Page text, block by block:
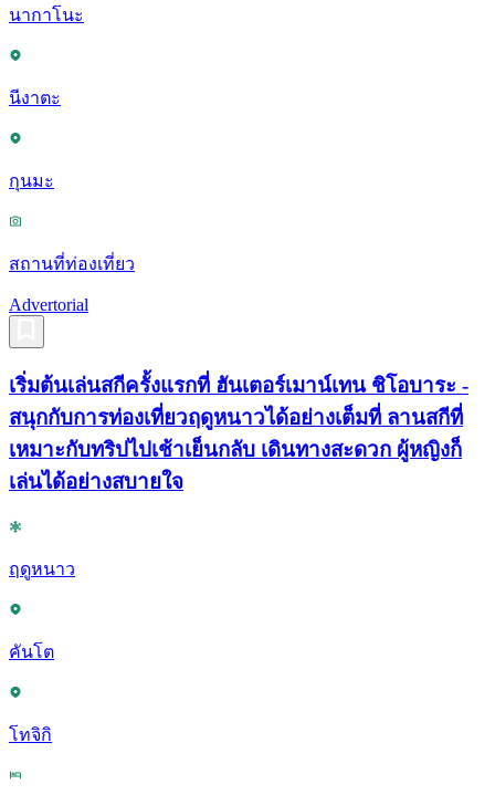
นากาโนะ
นีงาตะ
กุนมะ
สถานที่ท่องเที่ยว
Advertorial
เริ่มต้นเล่นสกีครั้งแรกที่ ฮันเตอร์เมาน์เทน ชิโอบาระ -
สนุกกับการท่องเที่ยวฤดูหนาวได้อย่างเต็มที่ ลานสกีที่
เหมาะกับทริปไปเช้าเย็นกลับ เดินทางสะดวก ผู้หญิงก็
เล่นได้อย่างสบายใจ
ฤดูหนาว
คันโต
โทจิกิ